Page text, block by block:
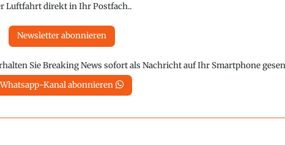
Luftfahrt direkt in Ihr Postfach..
Newsletter abonnieren
Sie Breaking News sofort als Nachricht auf Ihr Smartphone
Whatsapp-Kanal abonnieren